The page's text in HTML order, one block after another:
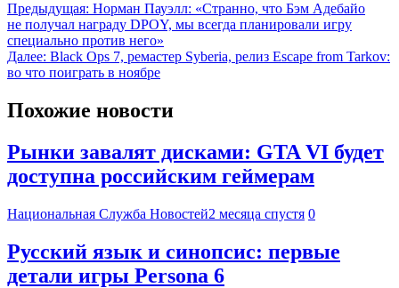
Предыдущая: Норман Пауэлл: «Странно, что Бэм Адебайо
не получал награду DPOY, мы всегда планировали игру
специально против него»
Далее: Black Ops 7, ремастер Syberia, релиз Escape from Tarkov:
во что поиграть в ноябре
Похожие новости
Рынки завалят дисками: GTA VI будет
доступна российским геймерам
Национальная Служба Новостей2 месяца спустя 0
Русский язык и синопсис: первые
детали игры Persona 6